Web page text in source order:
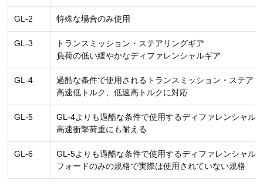
GL-2 特殊な場合のみ使用
GL-3
トランスミッション・ステアリングギア
負荷の低い緩やかなディファレンシャルギア
GL-4
過酷な条件で使用されるトランスミッション・ステア
高速低トルク、低速高トルクに対応
GL-5
GL-4よりも過酷な条件で使用するディファレンシャル
高速衝撃荷重にも耐える
GL-6
GL-5よりも過酷な条件で使用するディファレンシャル
フォードのみの規格で実際は使用されていない規格